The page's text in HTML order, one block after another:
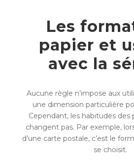
Les
papier et
avec la
Aucune règle n’impose aux
une dimension particulière
Cependant, les habitudes des
changent pas. Par exemple,
d’une carte postale, c’est le
se choisit.